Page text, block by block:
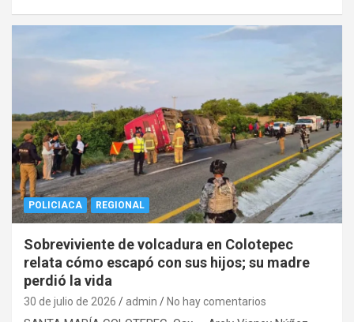
POLICIACA REGIONAL
Sobreviviente de volcadura en Colotepec
relata cómo escapó con sus hijos; su madre
perdió la vida
30 de julio de 2026 admin No hay comentarios